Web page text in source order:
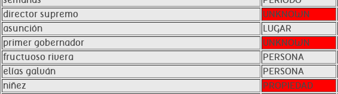
director supremo
UNKNOWN
asunción
LUGAR
primer gobernador
UNKNOWN
fructuoso rivera
PERSONA
elías galván
PERSONA
niñez
PROPIEDAD